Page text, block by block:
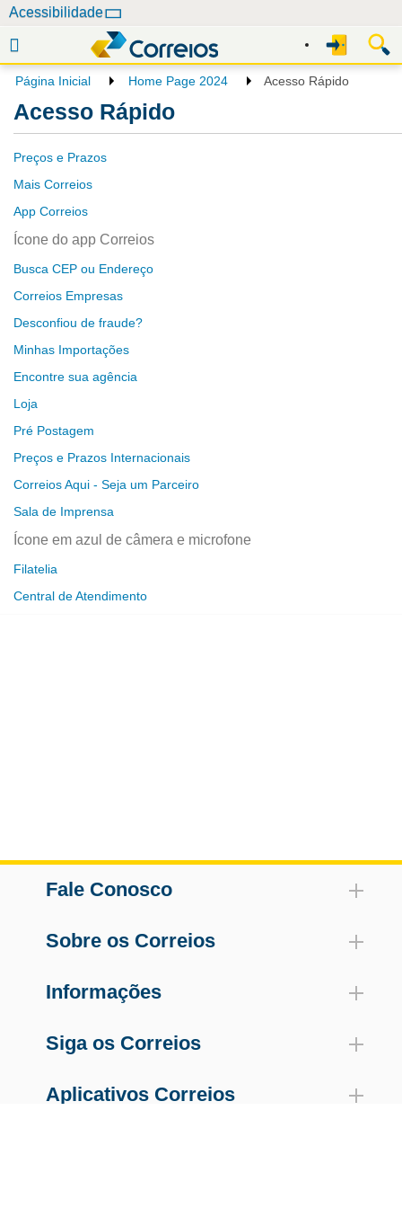
Acessibilidade
Página Inicial Home Page 2024 Acesso Rápido
Acesso Rápido
Preços e Prazos
Mais Correios
App Correios
Ícone do app Correios
Busca CEP ou Endereço
Correios Empresas
Desconfiou de fraude?
Minhas Importações
Encontre sua agência
Loja
Pré Postagem
Preços e Prazos Internacionais
Correios Aqui - Seja um Parceiro
Sala de Imprensa
Ícone em azul de câmera e microfone
Filatelia
Central de Atendimento
Fale Conosco
Sobre os Correios
Informações
Siga os Correios
Aplicativos Correios